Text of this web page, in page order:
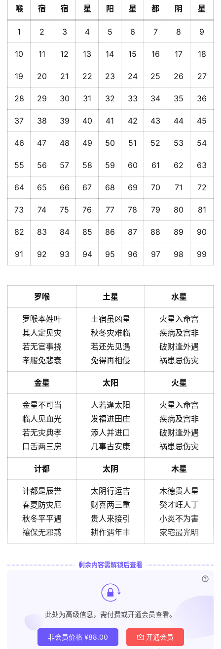
喉
宿
宿
星
阳
星
都
阴
星
1 2 3 4 5 6 7 8 9
10 11 12 13 14 15 16 17 18
19 20 21 22 23 24 25 26 27
28 29 30 31 32 33 34 35 36
37 38 39 40 41 42 43 44 45
46 47 48 49 50 51 52 53 54
55 56 57 58 59 60 61 62 63
64 65 66 67 68 69 70 71 72
73 74 75 76 77 78 79 80 81
82 83 84 85 86 87 88 89 90
91 92 93 94 95 96 97 98 99
罗喉 土星 水星
罗喉本姓叶
其人定见灾
若无官事挠
孝服免悲衰
土宿虽凶星
秋冬灾难临
若还先见遇
免得再相侵
火星入命宫
疾病及宫非
破财逢外遇
祸患忌伤灾
金星 太阳 火星
金星不可当
临人见血光
若无灾典孝
口舌两三房
人若逢太阳
发福进田庄
添人并进口
几事古安康
火星入命宫
疾病及宫非
破财逢外遇
祸患忌伤灾
计都 太阴 木星
计都是辰誉
春夏防灾厄
秋冬平平遇
禳保无邪惑
太阴行运吉
财喜两三重
贵人来接引
耕作遇年丰
木德贵人星
癸才旺人丁
小炎不为害
家宅最光明
剩余内容需解锁后查看
此处为高级信息，需付费或开通会员查看。
非会员价格 ¥88.00 开通会员